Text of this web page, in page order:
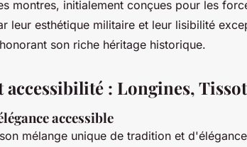
montres, initialement conçues pour les
leur esthétique militaire et leur lisibilité
son riche héritage historique.
accessibilité : Longines,
accessible
mélange unique de tradition et